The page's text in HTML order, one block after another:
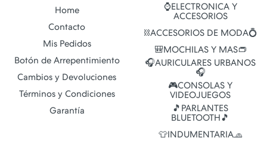
Home
Contacto
Mis Pedidos
Botón de Arrepentimiento
Cambios y Devoluciones
Términos y Condiciones
Garantía
⌚ELECTRONICA Y
ACCESORIOS
⛓️ACCESORIOS DE MODA💍
🎒MOCHILAS Y MAS👝
🎧AURICULARES URBANOS
🎧
🎮CONSOLAS Y
VIDEOJUEGOS
🎵PARLANTES
BLUETOOTH🎵
👕INDUMENTARIA🧢